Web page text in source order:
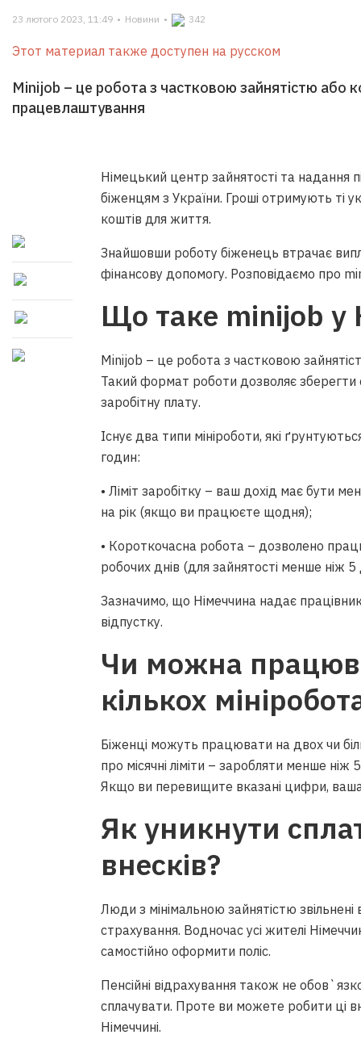
23 лютого 2023, 11:49 • Новини • 342
Этот материал также доступен на русском
Minijob – це робота з частковою зайнятістю або
працевлаштування
Німецький центр зайнятості та надання
біженцям з України. Гроші отримують ті
коштів для життя.
Знайшовши роботу біженець втрачає
фінансову допомогу. Розповідаємо про
Що таке minijob у
Minijob – це робота з частковою
Такий формат роботи дозволяє зберегти
заробітну плату.
Існує два типи мініроботи, які
годин:
• Ліміт заробітку – ваш дохід має бути
на рік (якщо ви працюєте щодня);
• Короткочасна робота – дозволено
робочих днів (для зайнятості менше ніж
Зазначимо, що Німеччина надає
відпустку.
Чи можна
кількох
Біженці можуть працювати на двох чи
про місячні ліміти – заробляти менше
Якщо ви перевищите вказані цифри,
Як уникнути
внесків?
Люди з мінімальною зайнятістю
страхування. Водночас усі жителі
самостійно оформити поліс.
Пенсійні відрахування також не
сплачувати. Проте ви можете робити ці
Німеччині.